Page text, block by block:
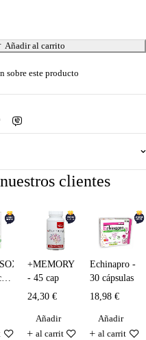
Añadir al carrito
sobre este producto
clientes
+MEMORY
- 45 cap
24,30 €
Añadir
al carrit
Echinapro -
30 cápsulas
18,98€
Añadir
al carrit